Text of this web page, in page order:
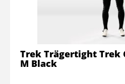
Trek Trägertight Trek
M Black